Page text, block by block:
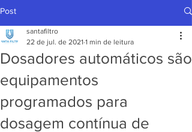
Post
Dosadores automáticos são
equipamentos
programados para
dosagem contínua de
santafiltro
22 de jul. de 2021 1 min de leitura